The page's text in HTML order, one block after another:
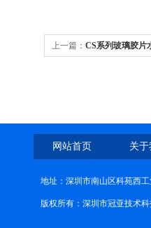
上一篇： CS系列玻璃胶片
网站首页 关
地址：深圳市南山区科苑西
版权所有：深圳市冠亚技术